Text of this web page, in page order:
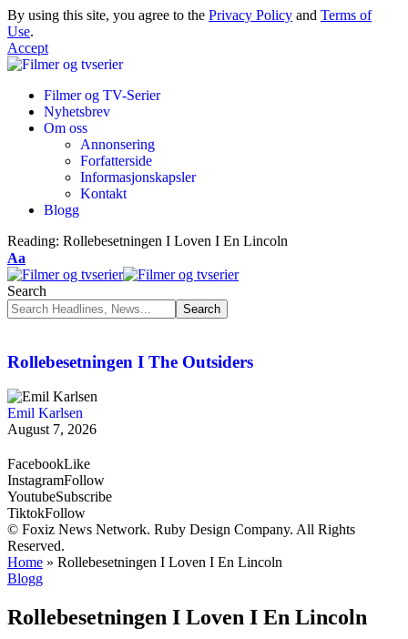
By using this site, you agree to the Privacy Policy and Terms of
Use.
Accept
Filmer og TV-Serier
Nyhetsbrev
Om oss
Annonsering
Forfatterside
Informasjonskapsler
Kontakt
Blogg
Reading: Rollebesetningen I Loven I En Lincoln
Aa
Search
Rollebesetningen I The Outsiders
Emil Karlsen
August 7, 2026
FacebookLike
InstagramFollow
YoutubeSubscribe
TiktokFollow
© Foxiz News Network. Ruby Design Company. All Rights
Reserved.
Home » Rollebesetningen I Loven I En Lincoln
Blogg
Rollebesetningen I Loven I En Lincoln